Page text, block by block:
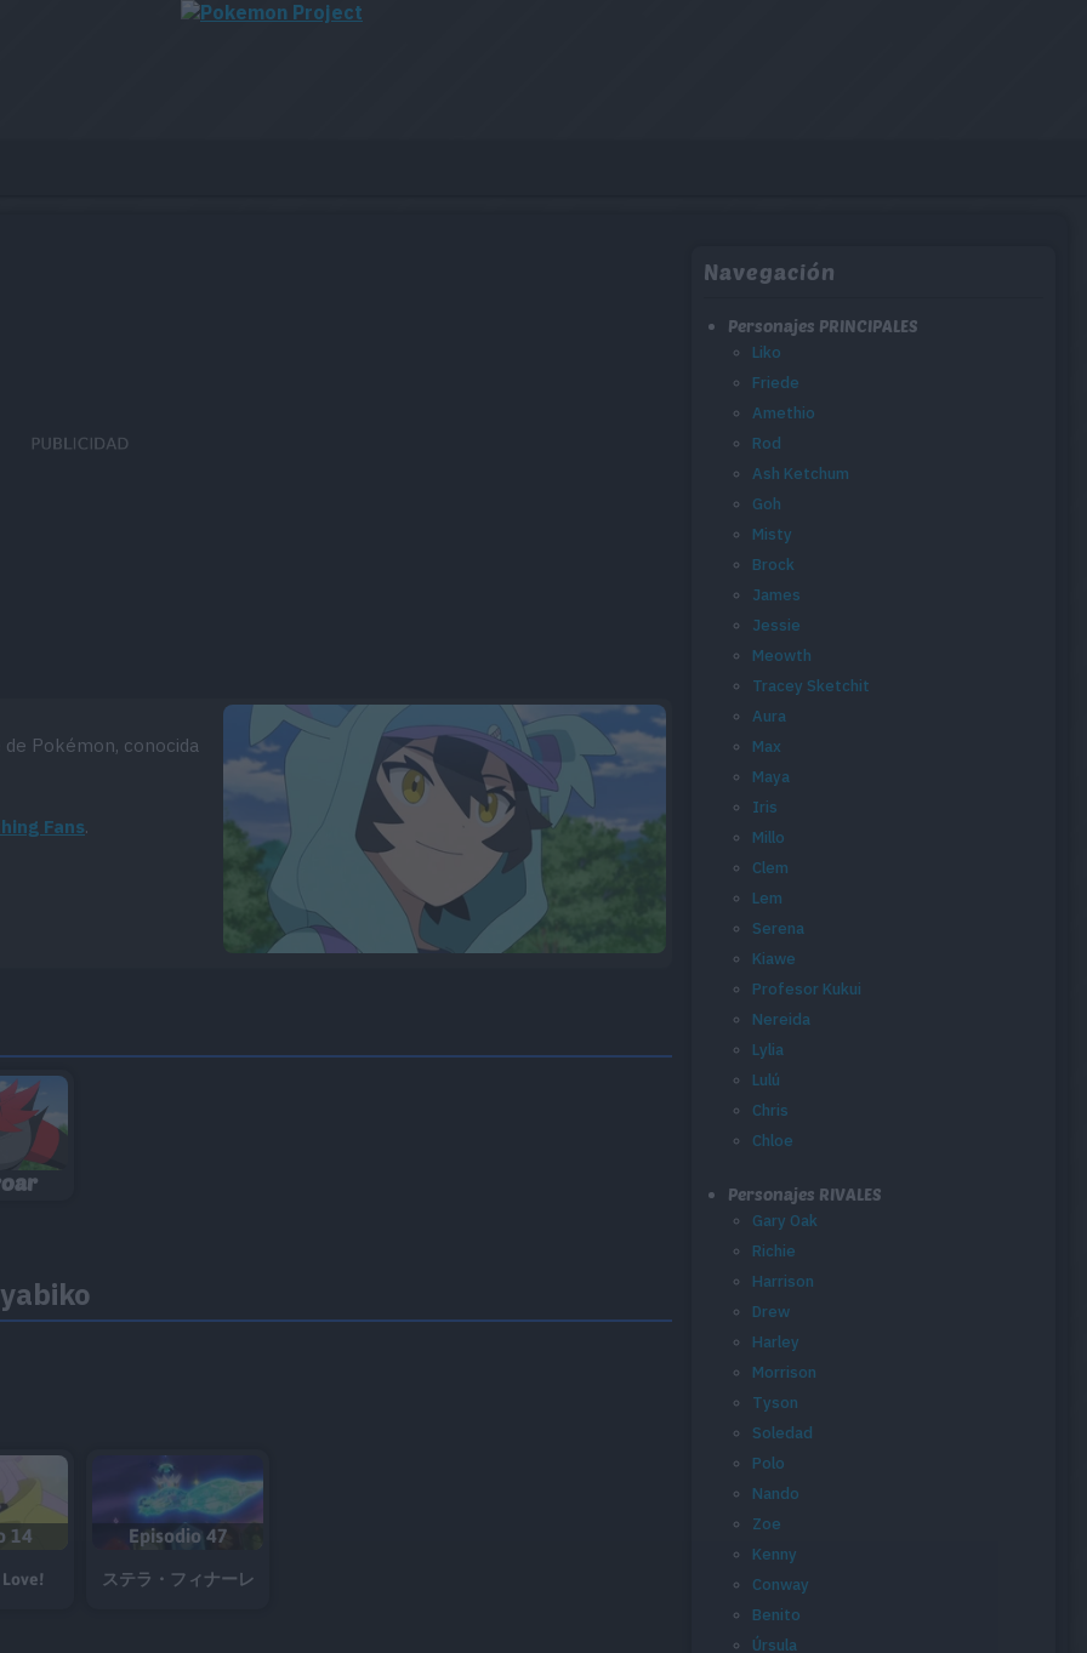
Pokémon, conocida
Fans.
14 Episodio 47
ステラ・フィナーレ
Navegación
Personajes PRINCIPALES
Liko
Friede
Amethio
Rod
Ash Ketchum
Goh
Misty
Brock
James
Jessie
Meowth
Tracey Sketchit
Aura
Max
Maya
Iris
Millo
Clem
Lem
Serena
Kiawe
Profesor Kukui
Nereida
Lylia
Lulú
Chris
Chloe
Personajes RIVALES
Gary Oak
Richie
Harrison
Drew
Harley
Morrison
Tyson
Soledad
Polo
Nando
Zoe
Kenny
Conway
Benito
Úrsula